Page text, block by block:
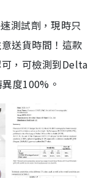
測試劑，現時只
送貨時間！這款
，可檢測到Delta
度100%。